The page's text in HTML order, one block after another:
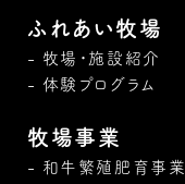
ふれあい牧場
牧場・施設紹介
体験プログラム
牧場事業
和牛繁殖肥育事業